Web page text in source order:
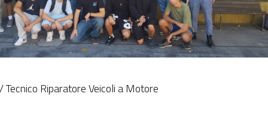
Tecnico Riparatore Veicoli a Motore